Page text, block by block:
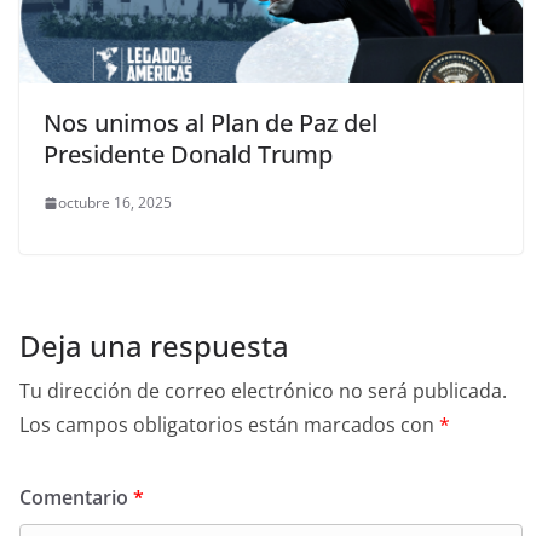
Nos unimos al Plan de Paz del
Presidente Donald Trump
octubre 16, 2025
Deja una respuesta
Tu dirección de correo electrónico no será publicada.
Los campos obligatorios están marcados con *
Comentario *